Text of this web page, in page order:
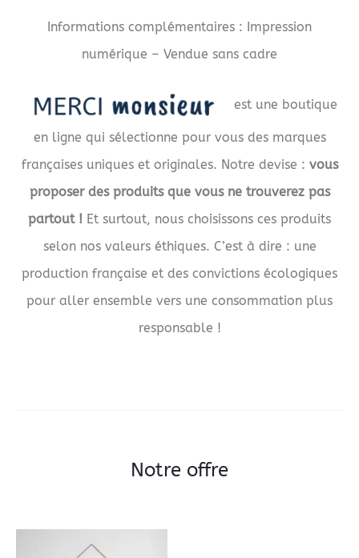
Informations complémentaires : Impression
numérique – Vendue sans cadre
est une boutique
en ligne qui sélectionne pour vous des marques
françaises uniques et originales. Notre devise : vous
proposer des produits que vous ne trouverez pas
partout ! Et surtout, nous choisissons ces produits
selon nos valeurs éthiques. C’est à dire : une
production française et des convictions écologiques
pour aller ensemble vers une consommation plus
responsable !
Notre offre